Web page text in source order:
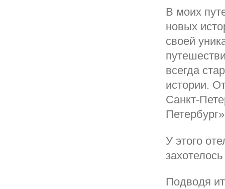
В моих
новых
своей
всегда
истории.
Санкт-
У этого
Подводя